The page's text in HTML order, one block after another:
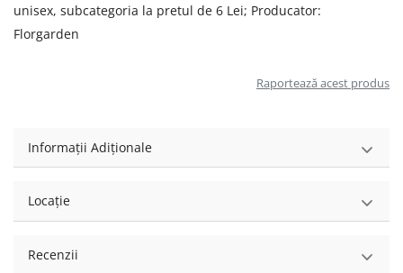
unisex, subcategoria la pretul de 6 Lei; Producator:
Florgarden
Raportează acest produs
Informații Adiționale
Locație
Recenzii